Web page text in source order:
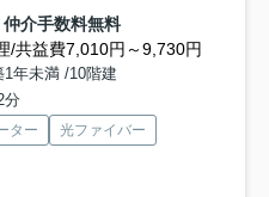
介手数料無料
/共益費7,010円～9,730円
年未満 /10階建
分
ター
光ファイバー